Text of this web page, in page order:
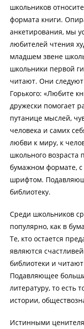
школьников
формата книги.
анкетирования, мы
любителей чтения
младшем звене
школьники первой
читают. Они следуют
Горького: «Любите
дружески помогает
путанице мыслей,
человека и самих
любви к миру, к
школьного возраста
бумажном формате,
шрифтом.
библиотеку.
Среди школьников
популярно, как в
Те, кто остается
являются
библиотеки и
Подавляющее
литературу, то есть
истории,
Истинными